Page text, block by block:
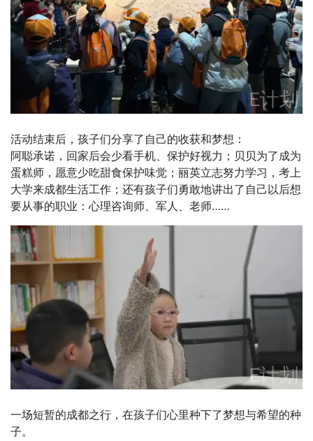
活动结束后，孩子们分享了自己的收获和梦想：
阿聪承诺，回家后会少看手机、保护好视力；贝贝为了成为
蛋糕师，愿意少吃甜食保护味觉；丽英立志努力学习，考上
大学来成都生活工作；还有孩子们勇敢地讲出了自己以后想
要从事的职业：心理咨询师、军人、老师……
一场短暂的成都之行，在孩子们心里种下了梦想与希望的种
子。